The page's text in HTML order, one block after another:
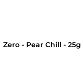
Zero - Pear Chill - 25g